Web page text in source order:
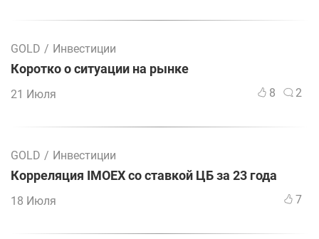
GOLD / Инвестиции
Коротко о ситуации на рынке
21 Июля 8 2
GOLD / Инвестиции
Корреляция IMOEX со ставкой ЦБ за 23 года
18 Июля 7